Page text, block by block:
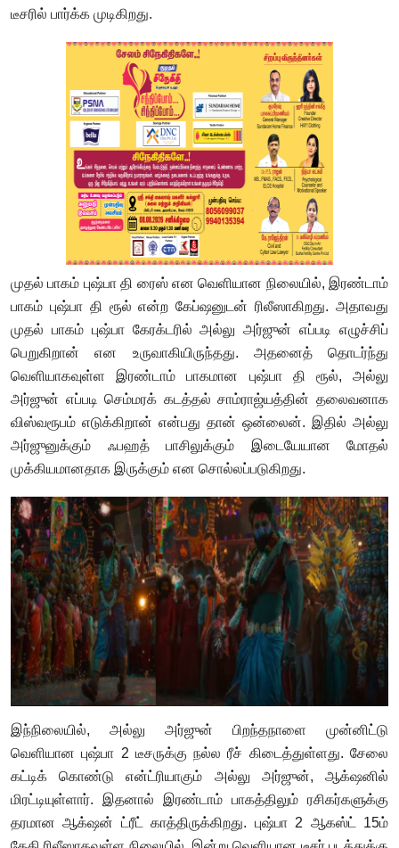
டீசரில் பார்க்க முடிகிறது.
முதல் பாகம் புஷ்பா தி ரைஸ் என வெளியான நிலையில், இரண்டாம்
பாகம் புஷ்பா தி ரூல் என்ற கேப்ஷனுடன் ரிலீஸாகிறது. அதாவது
முதல் பாகம் புஷ்பா கேரக்டரில் அல்லு அர்ஜுன் எப்படி எழுச்சிப்
பெறுகிறான் என உருவாகியிருந்தது. அதனைத் தொடர்ந்து
வெளியாகவுள்ள இரண்டாம் பாகமான புஷ்பா தி ரூல், அல்லு
அர்ஜுன் எப்படி செம்மரக் கடத்தல் சாம்ராஜ்யத்தின் தலைவனாக
விஸ்வரூபம் எடுக்கிறான் என்பது தான் ஒன்லைன். இதில் அல்லு
அர்ஜுனுக்கும் ஃபஹத் பாசிலுக்கும் இடையேயான மோதல்
முக்கியமானதாக இருக்கும் என சொல்லப்படுகிறது.
இந்நிலையில், அல்லு அர்ஜுன் பிறந்தநாளை முன்னிட்டு
வெளியான புஷ்பா 2 டீசருக்கு நல்ல ரீச் கிடைத்துள்ளது. சேலை
கட்டிக் கொண்டு என்ட்ரியாகும் அல்லு அர்ஜுன், ஆக்‌ஷனில்
மிரட்டியுள்ளார். இதனால் இரண்டாம் பாகத்திலும் ரசிகர்களுக்கு
தரமான ஆக்‌ஷன் ட்ரீட் காத்திருக்கிறது. புஷ்பா 2 ஆகஸ்ட் 15ம்